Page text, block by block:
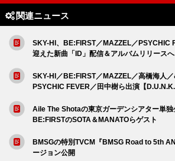
関連ニュース
SKY-HI、BE:FIRST／MAZZEL／PSYCHIC
迎えた新曲「ID」配信＆アルバムリリースへ
SKY-HI／BE:FIRST／MAZZEL／高橋海人
PSYCHIC FEVER／田中樹ら出演【
Aile The Shotaの東京ガーデンシアター単独
BE:FIRSTのSOTA＆MANATOらゲスト
BMSGの特別TVCM『BMSG Road to 5th
ージョン公開